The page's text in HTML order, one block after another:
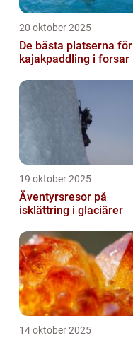
20 oktober 2025
De bästa platserna för
kajakpaddling i forsar
19 oktober 2025
Äventyrsresor på
isklättring i glaciärer
14 oktober 2025